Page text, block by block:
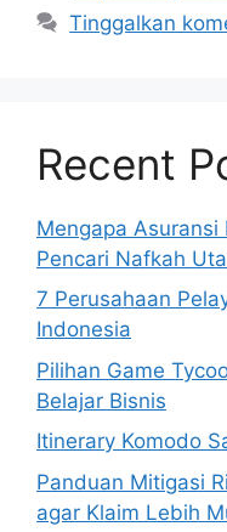
Tinggalkan
Recent
Mengapa Asuransi
Pencari Nafkah
7 Perusahaan
Indonesia
Pilihan Game
Belajar Bisnis
Itinerary Komodo
Panduan Mitigasi
agar Klaim Lebih